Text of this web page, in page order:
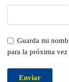
Guarda mi
para la próxima vez